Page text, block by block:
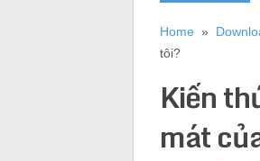
Home »
tôi?
Kiến
mát